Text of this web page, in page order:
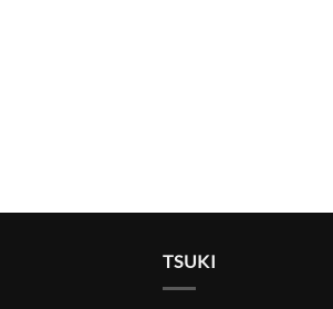
TSUKI